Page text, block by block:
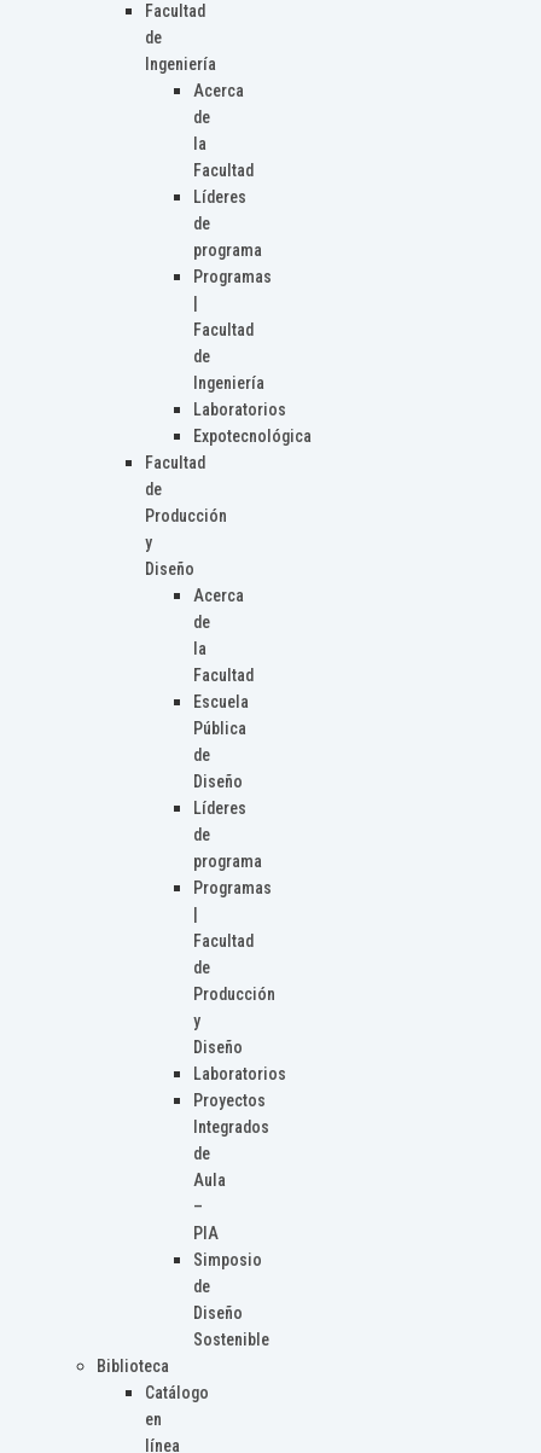
Facultad
de
Ingeniería
Acerca
de
la
Facultad
Líderes
de
programa
Programas
Facultad
de
Ingeniería
Laboratorios
Expotecnológica
Facultad
de
Producción
y
Diseño
Acerca
de
la
Facultad
Escuela
Pública
de
Diseño
Líderes
de
programa
Programas
Facultad
de
Producción
y
Diseño
Laboratorios
Proyectos
Integrados
de
Aula
–
PIA
Simposio
de
Diseño
Sostenible
Biblioteca
Catálogo
en
línea